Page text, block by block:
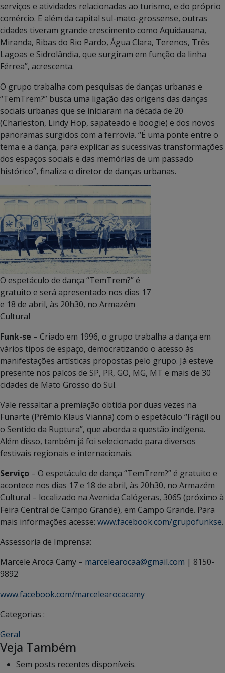
serviços e atividades relacionadas ao turismo, e do próprio
comércio. E além da capital sul-mato-grossense, outras
cidades tiveram grande crescimento como Aquidauana,
Miranda, Ribas do Rio Pardo, Água Clara, Terenos, Três
Lagoas e Sidrolândia, que surgiram em função da linha
Férrea”, acrescenta.
O grupo trabalha com pesquisas de danças urbanas e
“TemTrem?” busca uma ligação das origens das danças
sociais urbanas que se iniciaram na década de 20
(Charleston, Lindy Hop, sapateado e boogie) e dos novos
panoramas surgidos com a ferrovia. “É uma ponte entre o
tema e a dança, para explicar as sucessivas transformações
dos espaços sociais e das memórias de um passado
histórico”, finaliza o diretor de danças urbanas.
O espetáculo de dança “TemTrem?” é
gratuito e será apresentado nos dias 17
e 18 de abril, às 20h30, no Armazém
Cultural
Funk-se – Criado em 1996, o grupo trabalha a dança em
vários tipos de espaço, democratizando o acesso às
manifestações artísticas propostas pelo grupo. Já esteve
presente nos palcos de SP, PR, GO, MG, MT e mais de 30
cidades de Mato Grosso do Sul.
Vale ressaltar a premiação obtida por duas vezes na
Funarte (Prêmio Klaus Vianna) com o espetáculo “Frágil ou
o Sentido da Ruptura”, que aborda a questão indígena.
Além disso, também já foi selecionado para diversos
festivais regionais e internacionais.
Serviço – O espetáculo de dança “TemTrem?” é gratuito e
acontece nos dias 17 e 18 de abril, às 20h30, no Armazém
Cultural – localizado na Avenida Calógeras, 3065 (próximo à
Feira Central de Campo Grande), em Campo Grande. Para
mais informações acesse: www.facebook.com/grupofunkse.
Assessoria de Imprensa:
Marcele Aroca Camy – marcelearocaa@gmail.com | 8150-
9892
www.facebook.com/marcelearocacamy
Categorias :
Geral
Veja Também
Sem posts recentes disponíveis.